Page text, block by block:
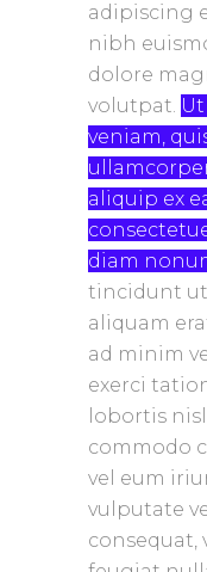
adipiscing
nibh
dolore
volutpat.
veniam,
aliquip ex
diam
tincidunt
aliquam
ad minim
exerci
lobortis
commodo
vel eum
vulputate
consequat,